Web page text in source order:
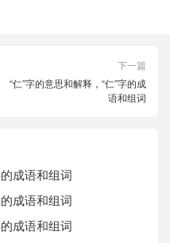
下一篇
“仁”字的意思和解释，“仁”字的成
语和组词
成语和组词
成语和组词
成语和组词